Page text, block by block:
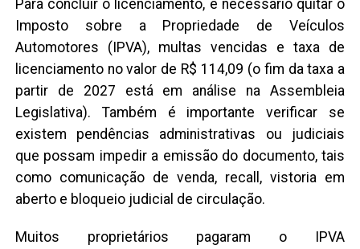
Para concluir o licenciamento, é necessário quitar o
Imposto sobre a Propriedade de Veículos
Automotores (IPVA), multas vencidas e taxa de
licenciamento no valor de R$ 114,09 (o fim da taxa a
partir de 2027 está em análise na Assembleia
Legislativa). Também é importante verificar se
existem pendências administrativas ou judiciais
que possam impedir a emissão do documento, tais
como comunicação de venda, recall, vistoria em
aberto e bloqueio judicial de circulação.
Muitos proprietários pagaram o IPVA